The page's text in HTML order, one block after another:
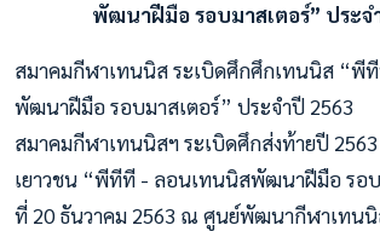
พัฒนาฝีมือ รอบมาสเตอร์” ประจ
สมาคมกีฬาเทนนิส ระเบิดศึกศึกเทนนิส “พี
พัฒนาฝีมือ รอบมาสเตอร์” ประจำปี 2563
สมาคมกีฬาเทนนิสฯ ระเบิดศึกส่งท้ายปี
เยาวชน “พีทีที - ลอนเทนนิสพัฒนาฝีมือ รอบ
ที่ 20 ธันวาคม 2563 ณ ศูนย์พัฒนากีฬาเทน